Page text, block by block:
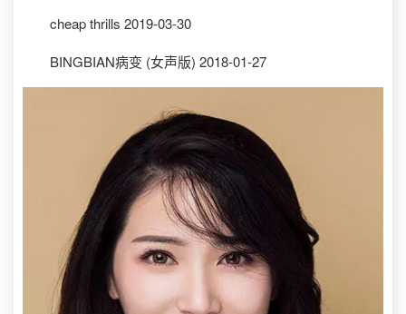
cheap thrills 2019-03-30
BINGBIAN病变 (女声版) 2018-01-27